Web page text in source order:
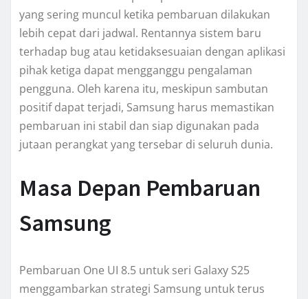
yang sering muncul ketika pembaruan dilakukan
lebih cepat dari jadwal. Rentannya sistem baru
terhadap bug atau ketidaksesuaian dengan aplikasi
pihak ketiga dapat mengganggu pengalaman
pengguna. Oleh karena itu, meskipun sambutan
positif dapat terjadi, Samsung harus memastikan
pembaruan ini stabil dan siap digunakan pada
jutaan perangkat yang tersebar di seluruh dunia.
Masa Depan Pembaruan
Samsung
Pembaruan One UI 8.5 untuk seri Galaxy S25
menggambarkan strategi Samsung untuk terus